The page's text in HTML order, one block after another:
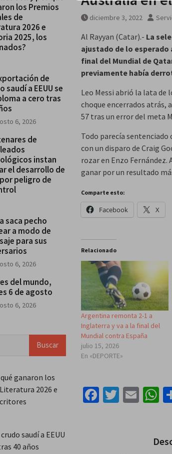
galardonados?
diciembre 3, 2022
Al Rayyan (Catar).- La
ajustado de lo esperado
final del Mundial de
previamente había
Leo Messi abrió la lata de
choque encerrados atrás,
57 tras un error del meta
Todo parecía
con un disparo de Craig
rozar en Enzo Fernández.
ganar por un resultado
Comparte esto:
Facebook X
Relacionado
Argentina remonta 2-1 a
Inglaterra y va a la final del
Mundial contra España
julio 15, 2026
En «DEPORTE»
Facebook
Twitter
los Premios
de
2026 e
2025, los
de
saudí a EEUU se
a cero tras
6, 2026
de
instan
el desarrollo de
por peligro de
saca pecho
a modo de
para sus
6, 2026
del mundo,
6 de agosto
6, 2026
ganaron los
2026 e
saudí a EEUU
40 años